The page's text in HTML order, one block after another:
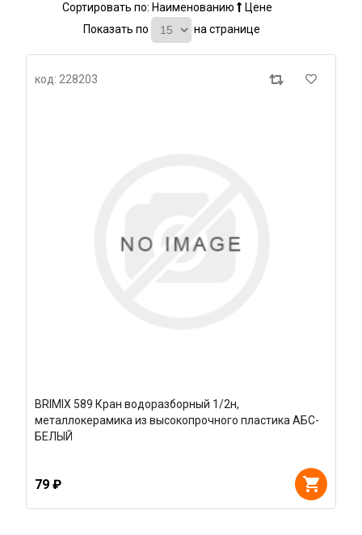
Сортировать по: Наименованию
Цене
Показать по
на странице
код: 228203
BRIMIX 589 Кран водоразборный 1/2н,
металлокерамика из высокопрочного пластика АБС-
БЕЛЫЙ
79 ₽